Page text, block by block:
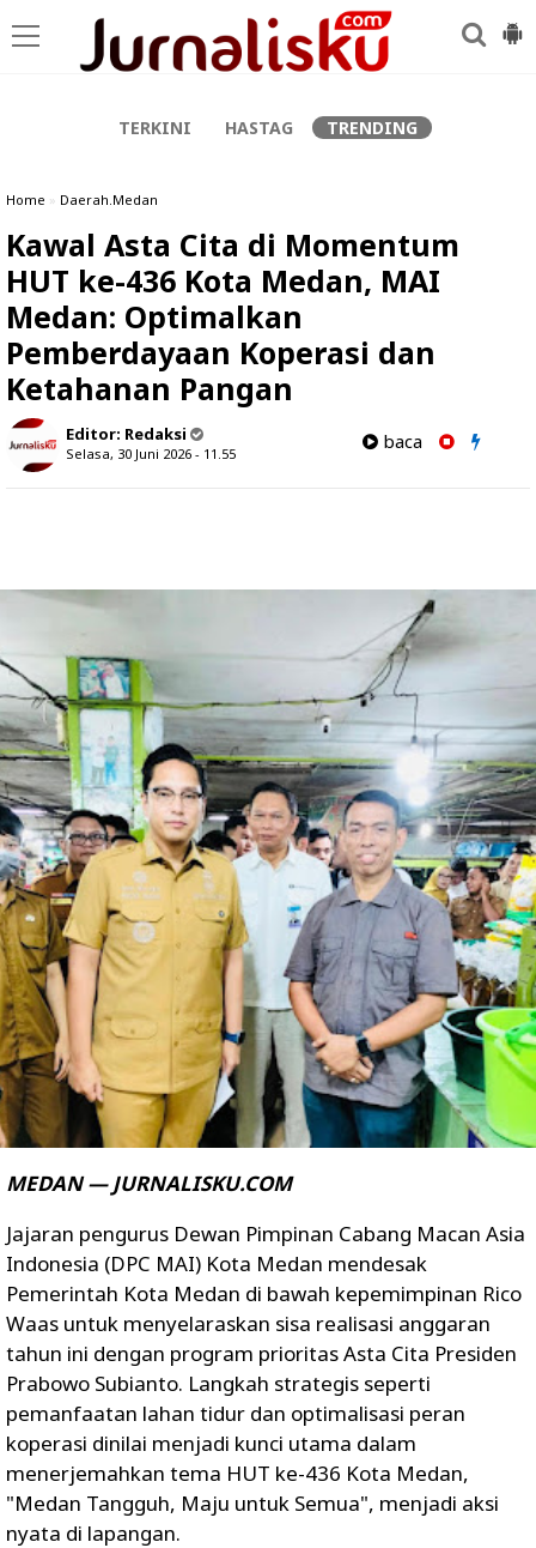
TERKINI HASTAG TRENDING
Home » Daerah.Medan
Kawal Asta Cita di Momentum
HUT ke-436 Kota Medan, MAI
Medan: Optimalkan
Pemberdayaan Koperasi dan
Ketahanan Pangan
Editor: Redaksi
Selasa, 30 Juni 2026 - 11.55
baca
MEDAN — JURNALISKU.COM
Jajaran pengurus Dewan Pimpinan Cabang Macan Asia
Indonesia (DPC MAI) Kota Medan mendesak
Pemerintah Kota Medan di bawah kepemimpinan Rico
Waas untuk menyelaraskan sisa realisasi anggaran
tahun ini dengan program prioritas Asta Cita Presiden
Prabowo Subianto. Langkah strategis seperti
pemanfaatan lahan tidur dan optimalisasi peran
koperasi dinilai menjadi kunci utama dalam
menerjemahkan tema HUT ke-436 Kota Medan,
"Medan Tangguh, Maju untuk Semua", menjadi aksi
nyata di lapangan.